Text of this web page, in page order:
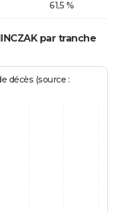
61,5 %
par tranche
décès (source :